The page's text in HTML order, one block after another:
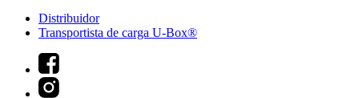
Distribuidor
Transportista de carga U-Box®